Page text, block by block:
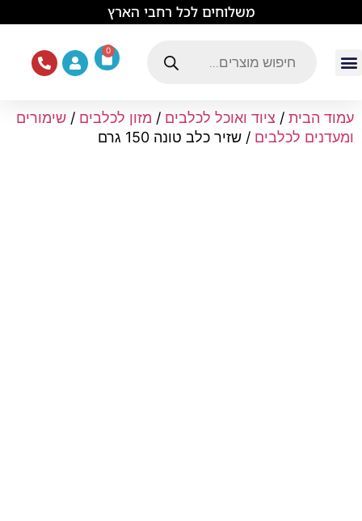
משלוחים לכל רחבי הארץ
0
עמוד הבית / ציוד ואוכל לכלבים / מזון לכלבים / שימורים
ומעדנים לכלבים / שזיר כלב טונה 150 גרם